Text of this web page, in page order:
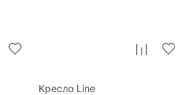
Кресло Line